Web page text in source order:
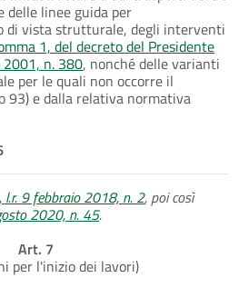
delle linee guida per
di vista strutturale, degli interventi
1, del decreto del Presidente
2001, n. 380, nonché delle varianti
per le quali non occorre il
93) e dalla relativa normativa
l.r. 9 febbraio 2018, n. 2, poi così
2020, n. 45.
Art. 7
per l'inizio dei lavori)